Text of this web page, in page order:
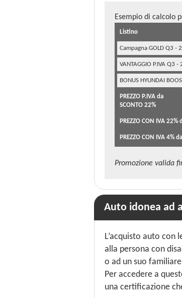
Esempio di calcolo
Listino
Campagna GOLD Q3 -
VANTAGGIO P.IVA Q3 -
BONUS HYUNDAI
PREZZO P.IVA da
SCONTO 22%
PREZZO CON IVA 22%
PREZZO CON IVA 4% da
Promozione valida
Auto idonea ad
L’acquisto auto con
alla persona con
o ad un suo
Per accedere a
una certificazione